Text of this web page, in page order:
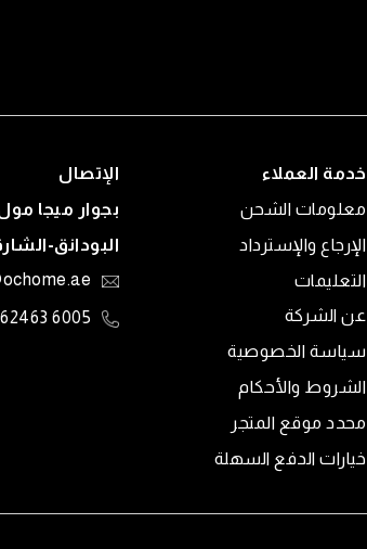
خدمة العملاء
معلومات الشحن
الإرجاع والإسترداد
التعليمات
عن الشركة
سياسة الخصوصية
الشروط والأحكام
محدد موقع المتجر
خيارات الدفع السهلة
الإتصال
بجوار ميجا
البودانق-
6005 62463